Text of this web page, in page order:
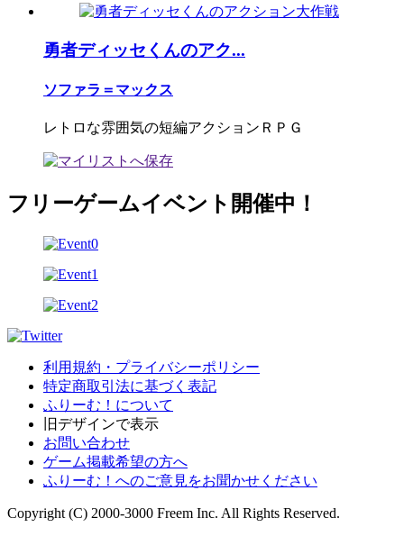
勇者ディッセくんのアク...
ソファラ＝マックス
レトロな雰囲気の短編アクションＲＰＧ
フリーゲームイベント開催中！
利用規約・プライバシーポリシー
特定商取引法に基づく表記
ふりーむ！について
旧デザインで表示
お問い合わせ
ゲーム掲載希望の方へ
ふりーむ！へのご意見をお聞かせください
Copyright (C) 2000-3000 Freem Inc. All Rights Reserved.